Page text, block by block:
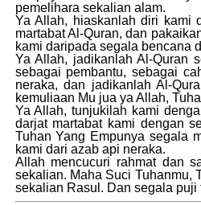
pemelihara sekalian alam.
Ya Allah, hiaskanlah diri kami
martabat Al-Quran, dan
kami daripada segala bencana
Ya Allah, jadikanlah Al-Quran
sebagai pembantu, sebagai
neraka, dan jadikanlah Al-
kemuliaan Mu jua ya Allah,
Ya Allah, tunjukilah kami
darjat martabat kami dengan
Tuhan Yang Empunya segala
kami dari azab api neraka.
Allah mencucuri rahmat dan
sekalian. Maha Suci Tuhanmu,
sekalian Rasul. Dan segala puji